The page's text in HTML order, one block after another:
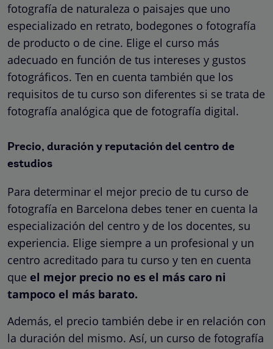
fotografía de naturaleza o paisajes que uno
especializado en retrato, bodegones o fotografía
de producto o de cine. Elige el curso más
adecuado en función de tus intereses y gustos
fotográficos. Ten en cuenta también que los
requisitos de tu curso son diferentes si se trata de
fotografía analógica que de fotografía digital.
Precio, duración y reputación del centro de
estudios
Para determinar el mejor precio de tu curso de
fotografía en Barcelona debes tener en cuenta la
especialización del centro y de los docentes, su
experiencia. Elige siempre a un profesional y un
centro acreditado para tu curso y ten en cuenta
que el mejor precio no es el más caro ni
tampoco el más barato.
Además, el precio también debe ir en relación con
la duración del mismo. Así, un curso de fotografía